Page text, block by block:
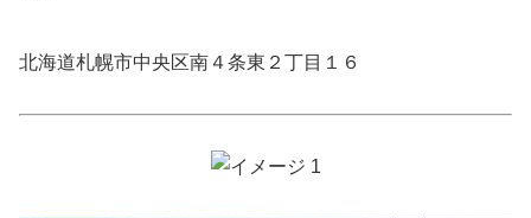
北海道札幌市中央区南４条東２丁目１６